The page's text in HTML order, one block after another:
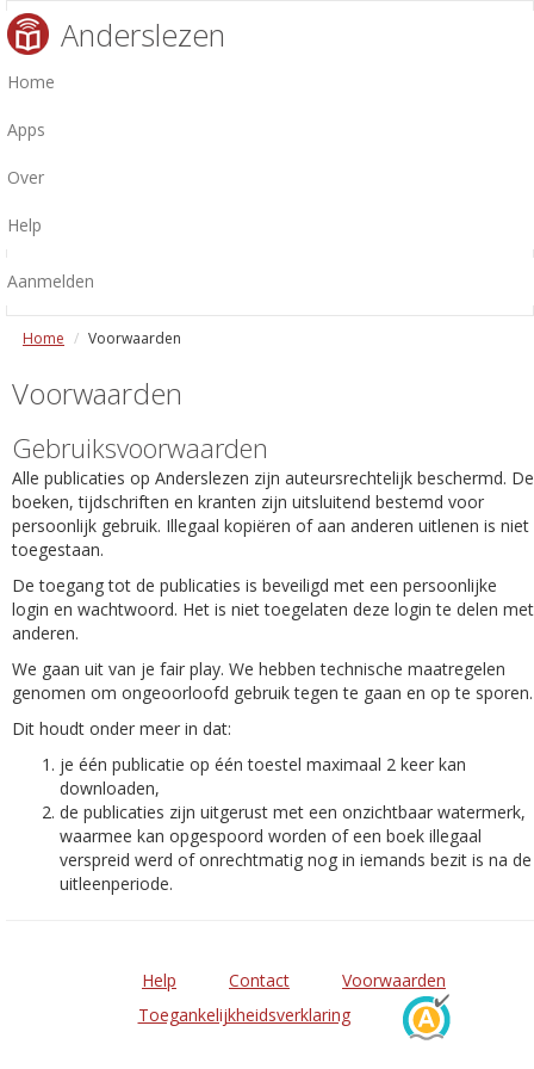
Anderslezen
Home
Apps
Over
Help
Aanmelden
Home Voorwaarden
Voorwaarden
Gebruiksvoorwaarden
Alle publicaties op Anderslezen zijn auteursrechtelijk beschermd. De
boeken, tijdschriften en kranten zijn uitsluitend bestemd voor
persoonlijk gebruik. Illegaal kopiëren of aan anderen uitlenen is niet
toegestaan.
De toegang tot de publicaties is beveiligd met een persoonlijke
login en wachtwoord. Het is niet toegelaten deze login te delen met
anderen.
We gaan uit van je fair play. We hebben technische maatregelen
genomen om ongeoorloofd gebruik tegen te gaan en op te sporen.
Dit houdt onder meer in dat:
je één publicatie op één toestel maximaal 2 keer kan
downloaden,
de publicaties zijn uitgerust met een onzichtbaar watermerk,
waarmee kan opgespoord worden of een boek illegaal
verspreid werd of onrechtmatig nog in iemands bezit is na de
uitleenperiode.
Help Contact
Voorwaarden
Toegankelijkheidsverklaring